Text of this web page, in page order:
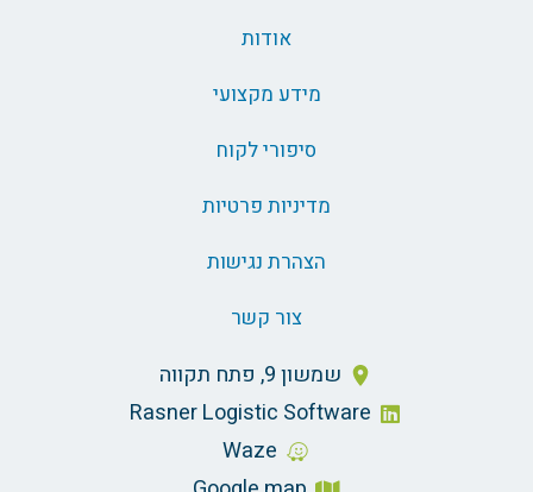
אודות
מידע מקצועי
סיפורי לקוח
מדיניות פרטיות
הצהרת נגישות
צור קשר
שמשון 9, פתח תקווה
Rasner Logistic Software
Waze